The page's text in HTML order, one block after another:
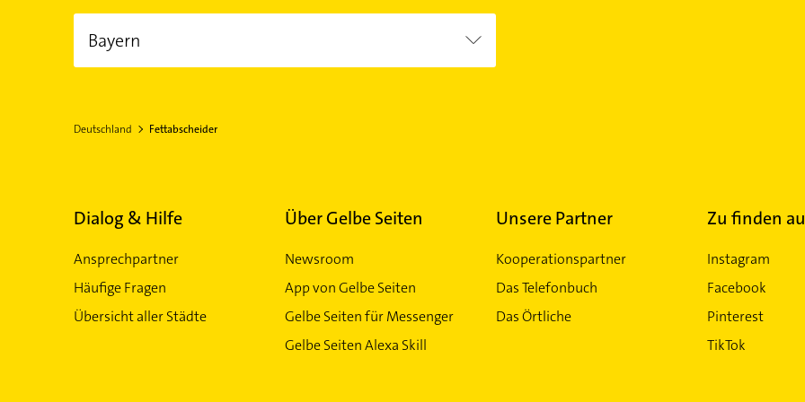
Bayern
Deutschland Fettabscheider
Dialog & Hilfe
Ansprechpartner
Häufige Fragen
Übersicht aller Städte
Über Gelbe Seiten
Newsroom
App von Gelbe Seiten
Gelbe Seiten für Messenger
Gelbe Seiten Alexa Skill
Unsere Partner
Kooperationspartner
Das Telefonbuch
Das Örtliche
Zu finden
Instagram
Facebook
Pinterest
TikTok